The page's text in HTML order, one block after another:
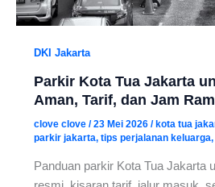
DKI Jakarta
Parkir Kota Tua Jakarta
Aman, Tarif, dan Jam
clove clove /23 Mei 2026 / kota tua
parkir jakarta, tips perjalanan keluarga,
Panduan parkir Kota Tua Jakarta